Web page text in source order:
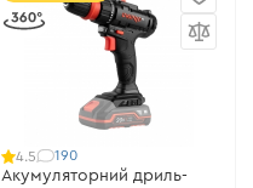
4.5 190
Акумуляторний дриль-